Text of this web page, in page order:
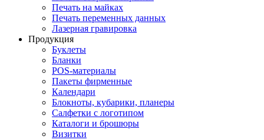
Печать на майках
Печать переменных данных
Лазерная гравировка
Продукция
Буклеты
Бланки
POS-материалы
Пакеты фирменные
Календари
Блокноты, кубарики, планеры
Салфетки с логотипом
Каталоги и брошюры
Визитки